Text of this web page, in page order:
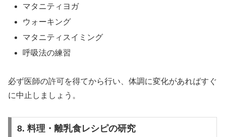
マタニティヨガ
ウォーキング
マタニティスイミング
呼吸法の練習
必ず医師の許可を得てから行い、体調に変化があればすぐ
に中止しましょう。
8. 料理・離乳食レシピの研究